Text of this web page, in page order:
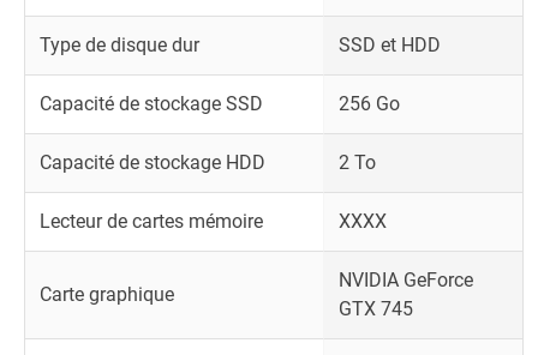
Type de disque dur SSD et HDD
Capacité de stockage SSD 256 Go
Capacité de stockage HDD 2 To
Lecteur de cartes mémoire XXXX
Carte graphique
NVIDIA GeForce
GTX 745